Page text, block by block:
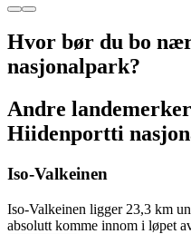
Hvor bør du bo
nasjonalpark?
Andre
Hiidenportti
Iso-Valkeinen
Iso-Valkeinen ligger 23,3 km
absolutt komme innom i løpet